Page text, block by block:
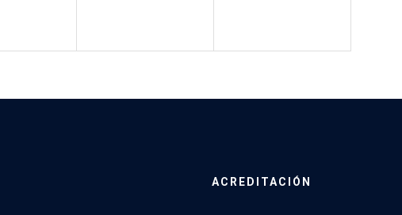
ACREDITACIÓN